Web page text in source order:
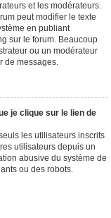
et les modérateurs.
peut modifier le texte
en publiant
sur le forum. Beaucoup
ou un modérateur
de messages.
je clique sur le lien de
les utilisateurs inscrits
utilisateurs depuis un
abusive du système de
ou des robots.